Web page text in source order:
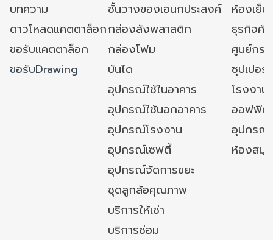
บทความ
ชั้นวางของเอนกประสงค์
ห้องเย็
ดาวโหลดแคตตาล็อกกล่องลังพลาสติก
ธุรกิจค้
ขอรับแคตตาล็อก
กล่องโฟม
ศูนย์กร
ขอรับDrawing
บันได
ซุปเปอ
อุปกรณ์ใช้ในอาคาร
โรงงา
อุปกรณ์ใช้นอกอาคาร
ออฟฟิศ/
อุปกรณ์โรงงาน
อุปกรณ์
อุปกรณ์เซฟตี้
ห้องสมุ
อุปกรณ์จัดการขยะ
ชุดลูกล้อคุณภาพ
บริการให้เช่า
บริการซ่อม